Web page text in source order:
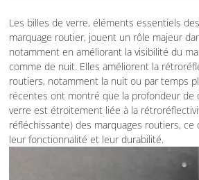
Les billes de verre, éléments essentiels
marquage routier, jouent un rôle majeur
notamment en améliorant la visibilité du
comme de nuit. Elles améliorent la
routiers, notamment la nuit ou par temps
récentes ont montré que la profondeur de
verre est étroitement liée à la
réfléchissante) des marquages routiers,
leur fonctionnalité et leur durabilité.